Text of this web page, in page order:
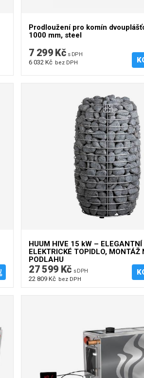
Prodloužení pro komín
1000 mm, steel
7 299 Kč s DPH
6 032 Kč bez DPH
HUUM HIVE 15 kW – ELEGANTNÍ
ELEKTRICKÉ TOPIDLO, MONTÁŽ
PODLAHU
27 599 Kč s DPH
22 809 Kč bez DPH